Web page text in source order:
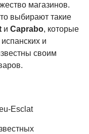
магазинов.
выбирают такие
и Caprabo, которые
и
своим